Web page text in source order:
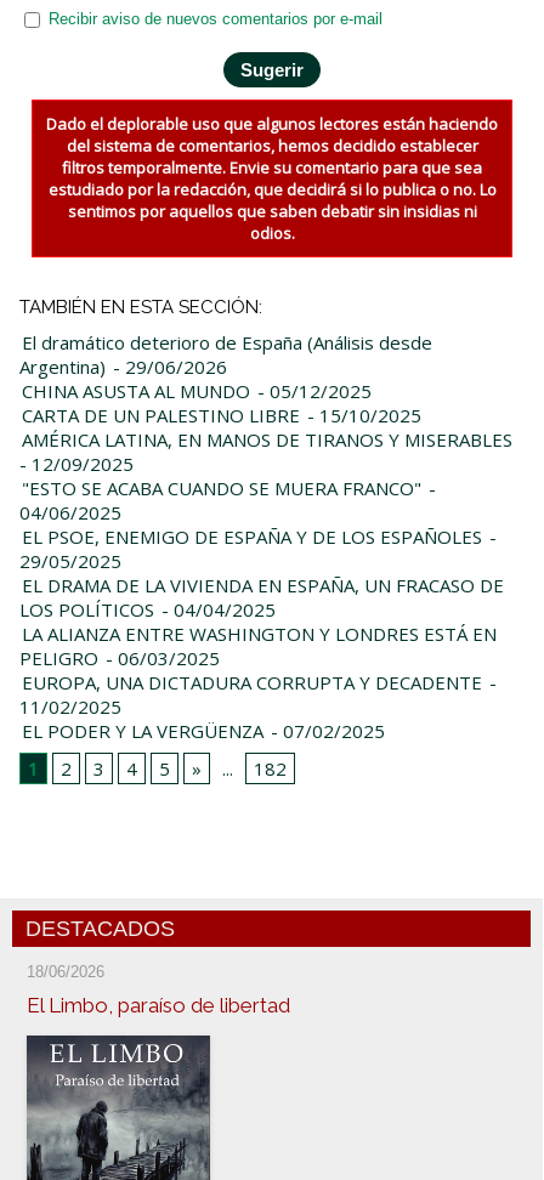
Recibir aviso de nuevos comentarios por e-mail
Dado el deplorable uso que algunos lectores están haciendo
del sistema de comentarios, hemos decidido establecer
filtros temporalmente. Envie su comentario para que sea
estudiado por la redacción, que decidirá si lo publica o no. Lo
sentimos por aquellos que saben debatir sin insidias ni
odios.
TAMBIÉN EN ESTA SECCIÓN:
El dramático deterioro de España (Análisis desde
Argentina) - 29/06/2026
CHINA ASUSTA AL MUNDO - 05/12/2025
CARTA DE UN PALESTINO LIBRE - 15/10/2025
AMÉRICA LATINA, EN MANOS DE TIRANOS Y MISERABLES
- 12/09/2025
"ESTO SE ACABA CUANDO SE MUERA FRANCO" -
04/06/2025
EL PSOE, ENEMIGO DE ESPAÑA Y DE LOS ESPAÑOLES -
29/05/2025
EL DRAMA DE LA VIVIENDA EN ESPAÑA, UN FRACASO DE
LOS POLÍTICOS - 04/04/2025
LA ALIANZA ENTRE WASHINGTON Y LONDRES ESTÁ EN
PELIGRO - 06/03/2025
EUROPA, UNA DICTADURA CORRUPTA Y DECADENTE -
11/02/2025
EL PODER Y LA VERGÜENZA - 07/02/2025
1
2 3 4 5 » ... 182
DESTACADOS
18/06/2026
El Limbo, paraíso de libertad